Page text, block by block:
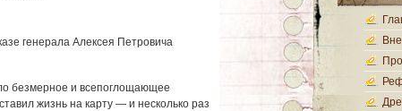
генерала Алексея Петровича
безмерное и всепоглощающее
жизнь на карту — и несколько раз